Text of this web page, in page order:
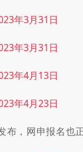
年3月31日
年3月31日
年4月13日
年4月23日
布，网申报名也